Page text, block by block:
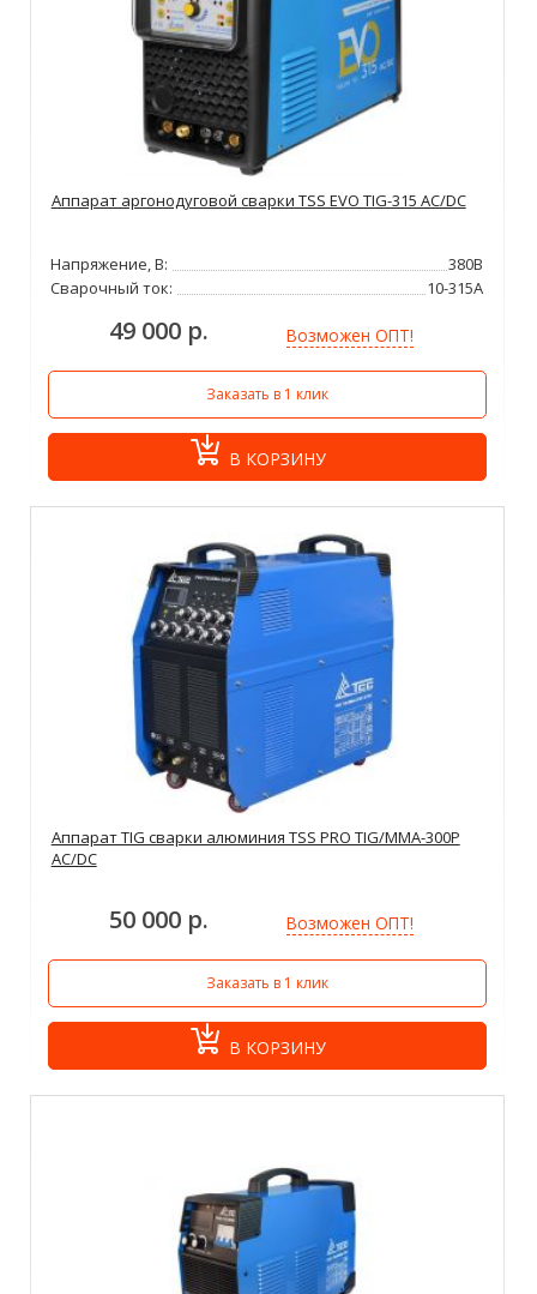
Аппарат аргонодуговой сварки TSS EVO TIG-315 AC/DC
Напряжение, В:
380В
Сварочный ток:
10-315А
49 000 р. Возможен ОПТ!
Заказать в 1 клик
В КОРЗИНУ
Аппарат TIG сварки алюминия TSS PRO TIG/MMA-300P
AC/DC
50 000 р. Возможен ОПТ!
Заказать в 1 клик
В КОРЗИНУ